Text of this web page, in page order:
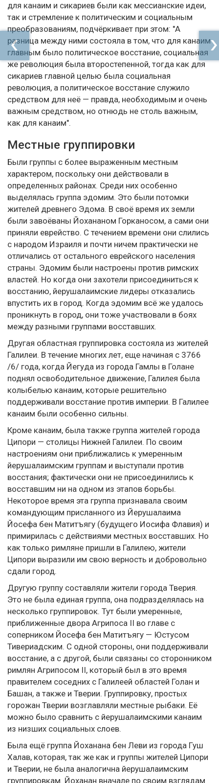
для канаим и сикариев были как мессианские идеи,
так и стремление к политическим и социальным
преобразованиям, подчёркивает при этом: "А
разница между ними состояла в том, что для канаим
главным было политическое восстание, социальная
же революция была второстепенной, тогда как для
сикариев главной целью была социальная
революция, а политическое восстание служило
средством для неё — правда, необходимым и очень
важным средством, но отнюдь не столь важным,
как для канаим".
Местные группировки
Были группы с более выраженным местным
характером, поскольку они действовали в
определенных районах. Среди них особенно
выделялась группа эдомим. Это были потомки
жителей древнего Эдома. В своё время их земли
были завоёваны Йохананом Горканосом, а сами они
приняли еврейство. С течением времени они слились
с народом Израиля и почти ничем практически не
отличались от остального еврейского населения
страны. Эдомим были настроены против римских
властей. Но когда они захотели присоединиться к
восстанию, йерушалаимские лидеры отказались
впустить их в город. Когда эдомим всё же удалось
проникнуть в город, они тоже участвовали в боях
между разными группами восставших.
Другая областная группировка состояла из жителей
Галилеи. В течение многих лет, еще начиная с 3766
/6/ года, когда Йегуда из города Гамлы в Голане
поднял освободительное движение, Галилея была
колыбелью канаим, которые решительно
поддерживали восстание против империи. В Галилее
канаим были особенно сильны.
Кроме канаим, была также группа жителей города
Ципори — столицы Нижней Галилеи. По своим
настроениям они приближались к умеренным
йерушалаимским группам и выступали против
восстания; фактически они не присоединились к
восставшим ни на одном из этапов борьбы.
Некоторое время эта группа признавала своим
командующим присланного из Йерушалаима
Йосефа бен Матитъягу (будущего Иосифа Флавия) и
примирилась с действиями местных восставших. Но
как только римляне пришли в Галилею, жители
Ципори выразили им свою верность и добровольно
сдали город.
Другую группу составляли жители города Тверия.
Это не была единая группа, она подразделялась на
несколько группировок. Тут были умеренные,
приближенные двора Агрипоса II во главе с
соперником Йосефа бен Матитъягу — Юстусом
Тивериадским. С одной стороны, они поддерживали
восстание, а с другой, были связаны со сторонником
римлян Агрипосом II, который был в это время
правителем соседних с Галилеей областей Голан и
Башан, а также и Тверии. Группировку, простых
горожан Тверии возглавляли местные рыбаки. Её
можно было сравнить с йерушалаимскими канаим
из низших социальных слоев.
Была ещё группа Йоханана бен Леви из города Гуш
Халав, которая, так же как и группы жителей Ципори
и Тверии, не была аналогична йерушалаимским
группировкам. Йоханан вначале по своим взглядам